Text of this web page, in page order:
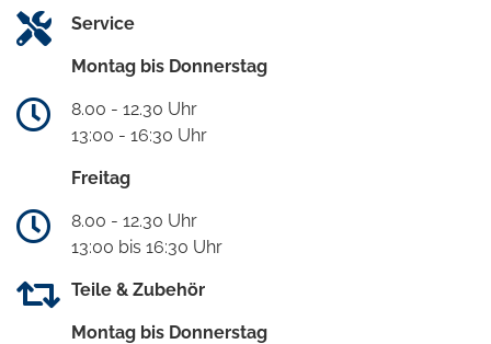
Service
Montag bis Donnerstag
8.00 - 12.30 Uhr
13:00 - 16:30 Uhr
Freitag
8.00 - 12.30 Uhr
13:00 bis 16:30 Uhr
Teile & Zubehör
Montag bis Donnerstag